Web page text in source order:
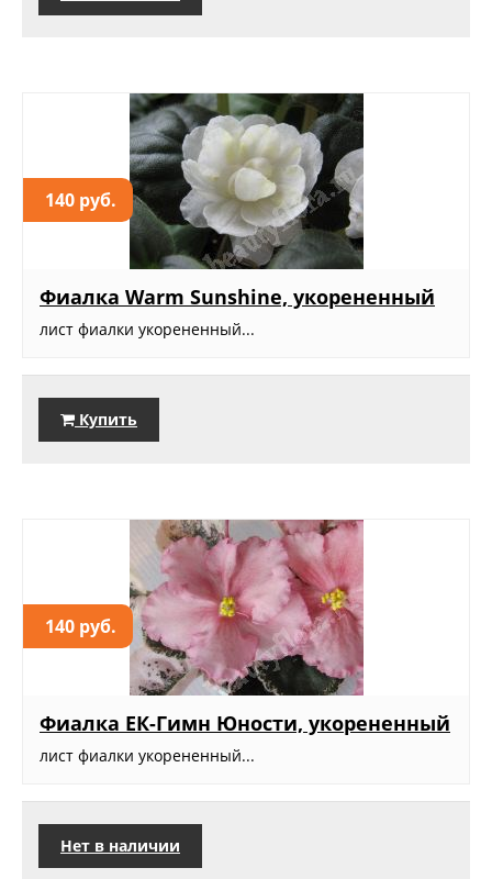
140 руб.
Фиалка Warm Sunshine, укорененный
лист фиалки укорененный...
Купить
140 руб.
Фиалка ЕК-Гимн Юности, укорененный
лист фиалки укорененный...
Нет в наличии